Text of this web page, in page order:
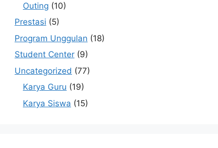
Outing (10)
Prestasi (5)
Program Unggulan (18)
Student Center (9)
Uncategorized (77)
Karya Guru (19)
Karya Siswa (15)